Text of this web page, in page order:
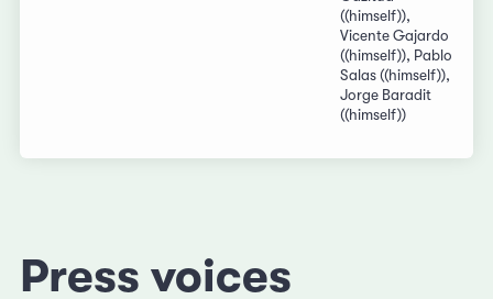
((himself)),
Vicente Gajardo
((himself)), Pablo
Salas ((himself)),
Jorge Baradit
((himself))
Press voices